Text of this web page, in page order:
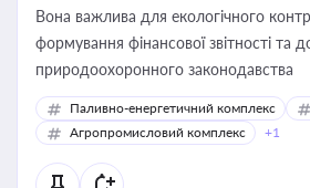
Вона важлива для екологічного
формування фінансової звітності та
природоохоронного законодавства
Паливно-енергетичний комплекс
Агропромисловий комплекс
+1